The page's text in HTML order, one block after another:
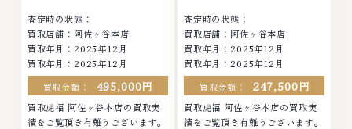
査定時の状態：
買取店舗：阿佐ヶ谷本店
買取年月： 2025年12月
買取年月： 2025年12月
買取金額：
495,000円
買取虎福 阿佐ヶ谷本店の買取実
績をご覧頂き有難うございます。
査定時の状態：
買取店舗：阿佐ヶ谷本店
買取年月： 2025年12月
買取年月： 2025年12月
買取金額：
247,500円
買取虎福 阿佐ヶ谷本店の買取実
績をご覧頂き有難うございます。